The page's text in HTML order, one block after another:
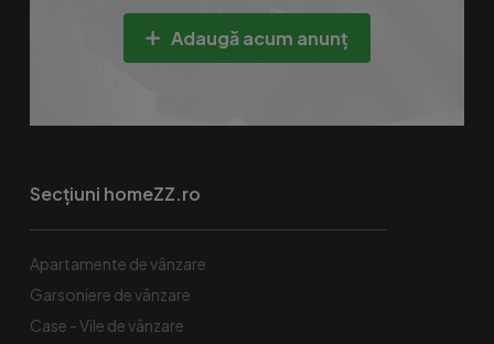
Adaugă acum anunț
Secțiuni homeZZ.ro
Apartamente de vânzare
Garsoniere de vânzare
Case - Vile de vânzare